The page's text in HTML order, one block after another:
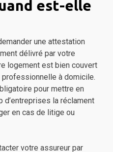
est-elle
une attestation
délivré par votre
logement est bien couvert
professionnelle à domicile.
pour mettre en
d’entreprises la réclament
en cas de litige ou
votre assureur par